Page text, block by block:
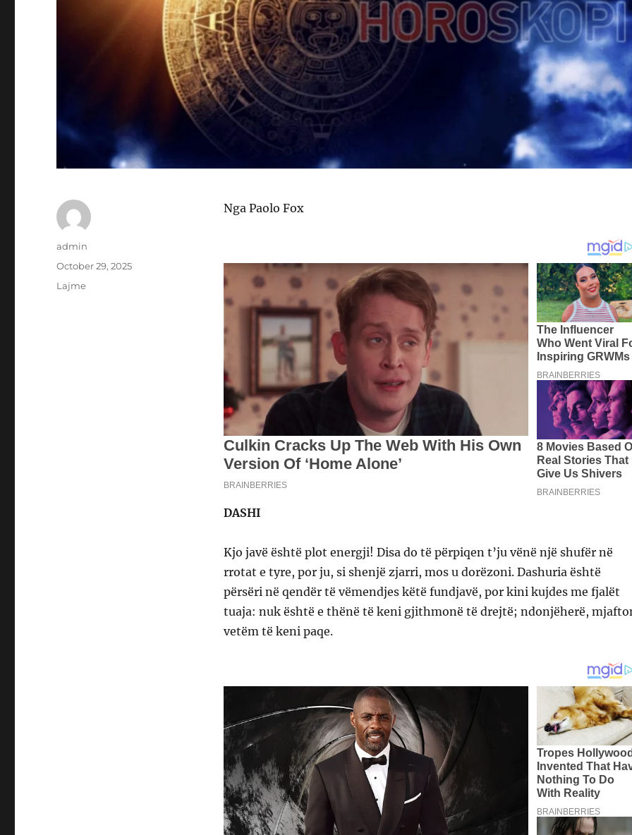
Nga Paolo Fox
DASHI
Kjo javë është plot energji! Disa do të përpiqen t’ju vënë një shufër në
rrotat e tyre, por ju, si shenjë zjarri, mos u dorëzoni. Dashuria është
përsëri në qendër të vëmendjes këtë fundjavë, por kini kujdes me fjalët
tuaja: nuk është e thënë të keni gjithmonë të drejtë; ndonjëherë,
vetëm të keni paqe.
Author
admin
Posted
on
October 29, 2025
Categories
Lajme